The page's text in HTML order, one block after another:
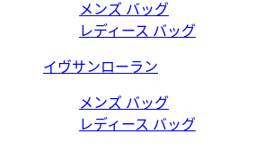
メンズ バッグ
レディース バッグ
イヴサンローラン
メンズ バッグ
レディース バッグ